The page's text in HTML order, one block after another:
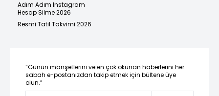
Adım Adım Instagram
Hesap Silme 2026
Resmi Tatil Takvimi 2026
“Günün manşetlerini ve en çok okunan haberlerini her
sabah e-postanızdan takip etmek için bültene üye
olun.”